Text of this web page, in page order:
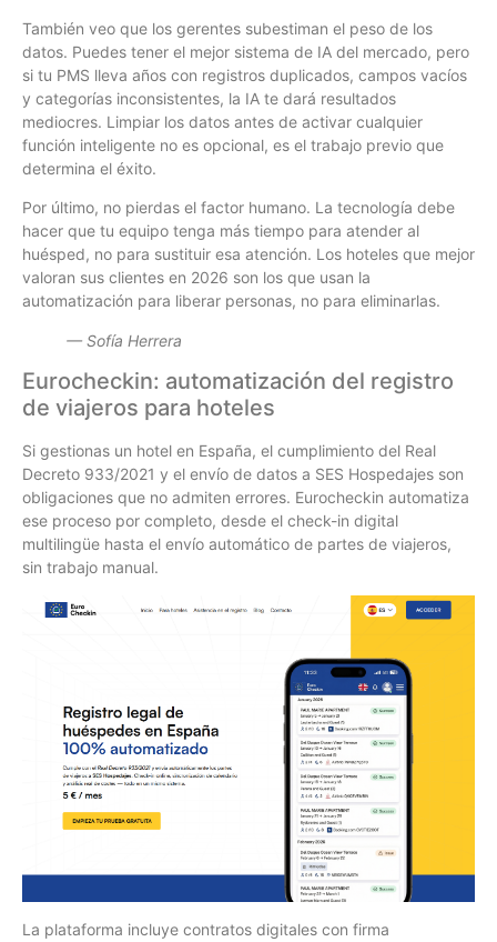
También veo que los gerentes subestiman el peso de los
datos. Puedes tener el mejor sistema de IA del mercado, pero
si tu PMS lleva años con registros duplicados, campos vacíos
y categorías inconsistentes, la IA te dará resultados
mediocres. Limpiar los datos antes de activar cualquier
función inteligente no es opcional, es el trabajo previo que
determina el éxito.
Por último, no pierdas el factor humano. La tecnología debe
hacer que tu equipo tenga más tiempo para atender al
huésped, no para sustituir esa atención. Los hoteles que mejor
valoran sus clientes en 2026 son los que usan la
automatización para liberar personas, no para eliminarlas.
— Sofía Herrera
Eurocheckin: automatización del registro
de viajeros para hoteles
Si gestionas un hotel en España, el cumplimiento del Real
Decreto 933/2021 y el envío de datos a SES Hospedajes son
obligaciones que no admiten errores. Eurocheckin automatiza
ese proceso por completo, desde el check-in digital
multilingüe hasta el envío automático de partes de viajeros,
sin trabajo manual.
La plataforma incluye contratos digitales con firma